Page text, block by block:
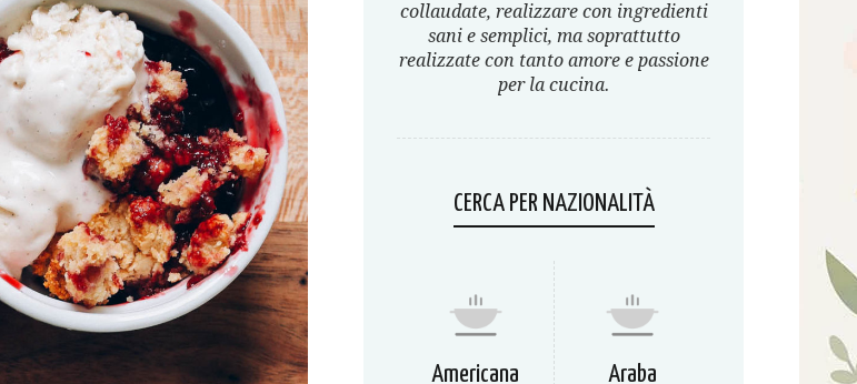
collaudate, realizzare con ingredienti
sani e semplici, ma soprattutto
realizzate con tanto amore e passione
per la cucina.
CERCA PER NAZIONALITÀ
Americana Araba